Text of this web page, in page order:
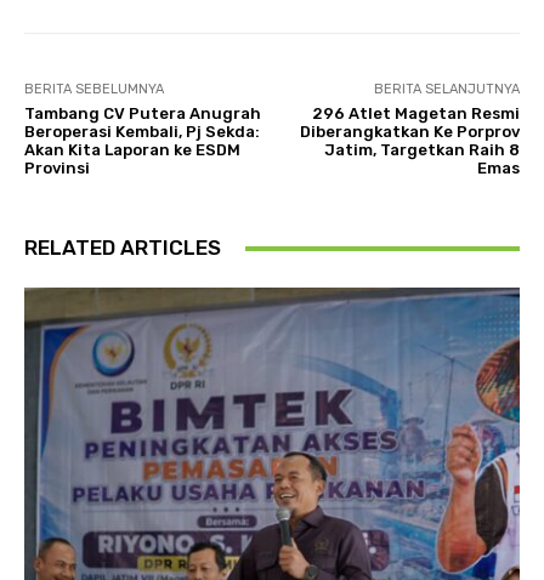
BERITA SEBELUMNYA
Tambang CV Putera Anugrah
Beroperasi Kembali, Pj Sekda:
Akan Kita Laporan ke ESDM
Provinsi
BERITA SELANJUTNYA
296 Atlet Magetan Resmi
Diberangkatkan Ke Porprov
Jatim, Targetkan Raih 8
Emas
RELATED ARTICLES